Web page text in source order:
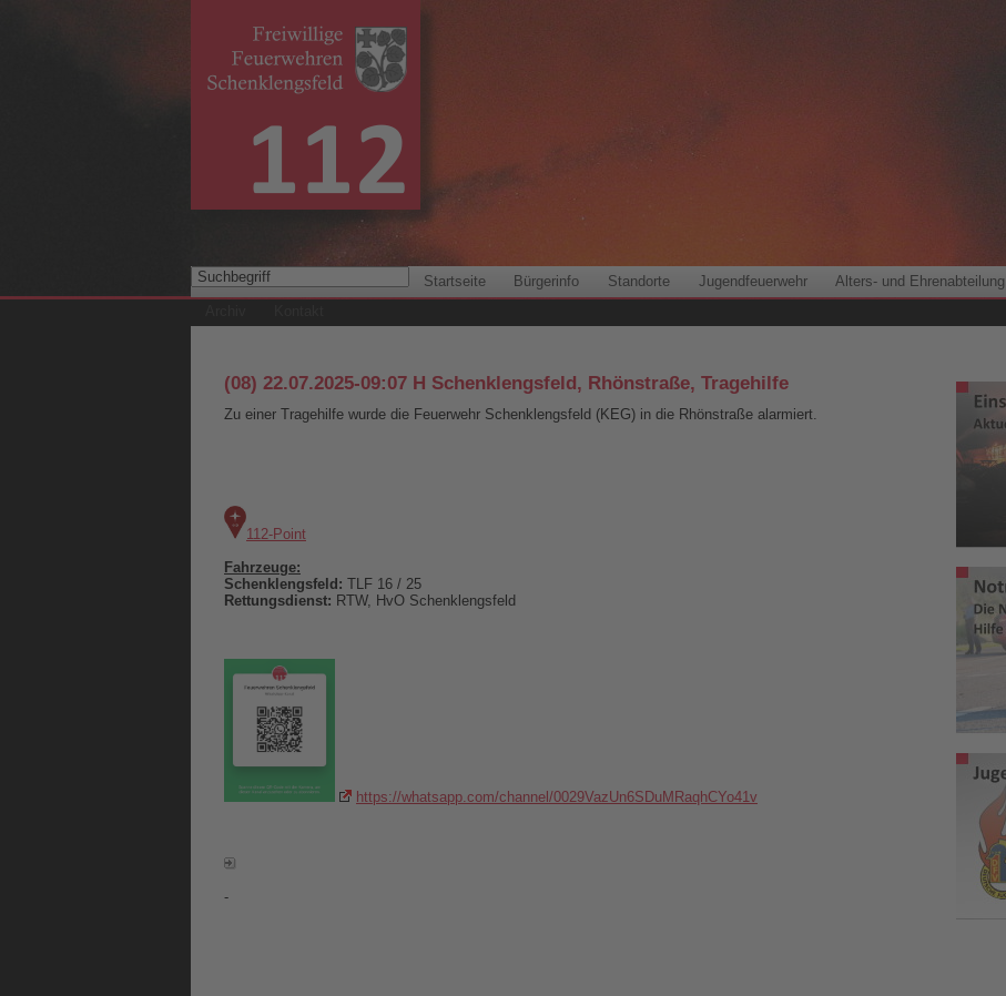
Startseite Bürgerinfo Standorte Jugendfeuerwehr Alters- und Ehrenabteilung
(08) 22.07.2025-09:07 H Schenklengsfeld, Rhönstraße, Tragehilfe
Zu einer Tragehilfe wurde die Feuerwehr Schenklengsfeld (KEG) in die Rhönstraße alarmiert.
112-Point
Fahrzeuge:
Schenklengsfeld: TLF 16 / 25
Rettungsdienst: RTW, HvO Schenklengsfeld
https://whatsapp.com/channel/0029VazUn6SDuMRaqhCYo41v
-